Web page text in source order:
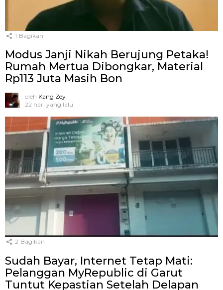
1 Bagikan
Modus Janji Nikah Berujung Petaka!
Rumah Mertua Dibongkar, Material
Rp113 Juta Masih Bon
oleh Kang Zey
22 hari yang lalu
2 Bagikan
Sudah Bayar, Internet Tetap Mati:
Pelanggan MyRepublic di Garut
Tuntut Kepastian Setelah Delapan